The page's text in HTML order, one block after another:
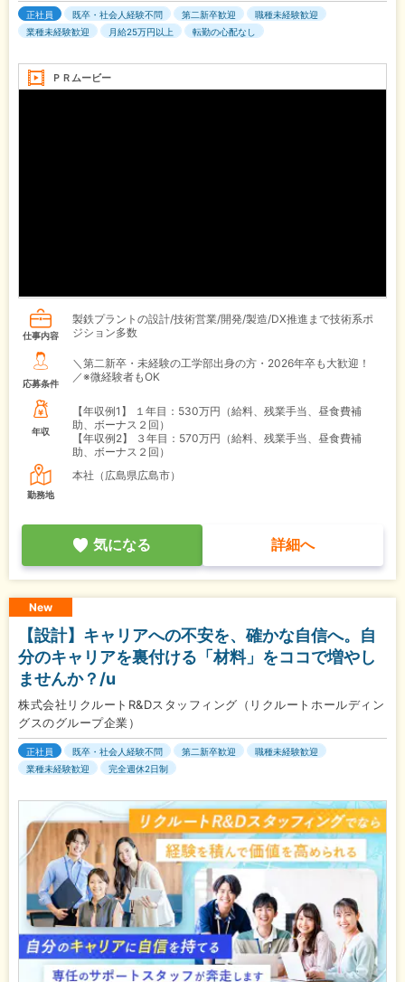
正社員 既卒・社会人経験不問 第二新卒歓迎
職種未経験歓迎
業種未経験歓迎
月給25万円以上 転勤の心配なし
ＰＲムービー
仕事内容
製鉄プラントの設計/技術営業/開発/製造/DX推進まで技術系ポ
ジション多数
応募条件
＼第二新卒・未経験の工学部出身の方・2026年卒も大歓迎！
／※微経験者もOK
年収
【年収例1】
１年目：530万円（給料、残業手当、昼食費補
助、ボーナス２回）
【年収例2】
３年目：570万円（給料、残業手当、昼食費補
助、ボーナス２回）
勤務地
本社（広島県広島市）
気になる 詳細へ
New
【設計】キャリアへの不安を、確かな自信へ。自
分のキャリアを裏付ける「材料」をココで増やし
ませんか？/u
株式会社リクルートR&Dスタッフィング（リクルートホールディン
グスのグループ企業）
正社員 既卒・社会人経験不問 第二新卒歓迎
職種未経験歓迎
業種未経験歓迎
完全週休2日制